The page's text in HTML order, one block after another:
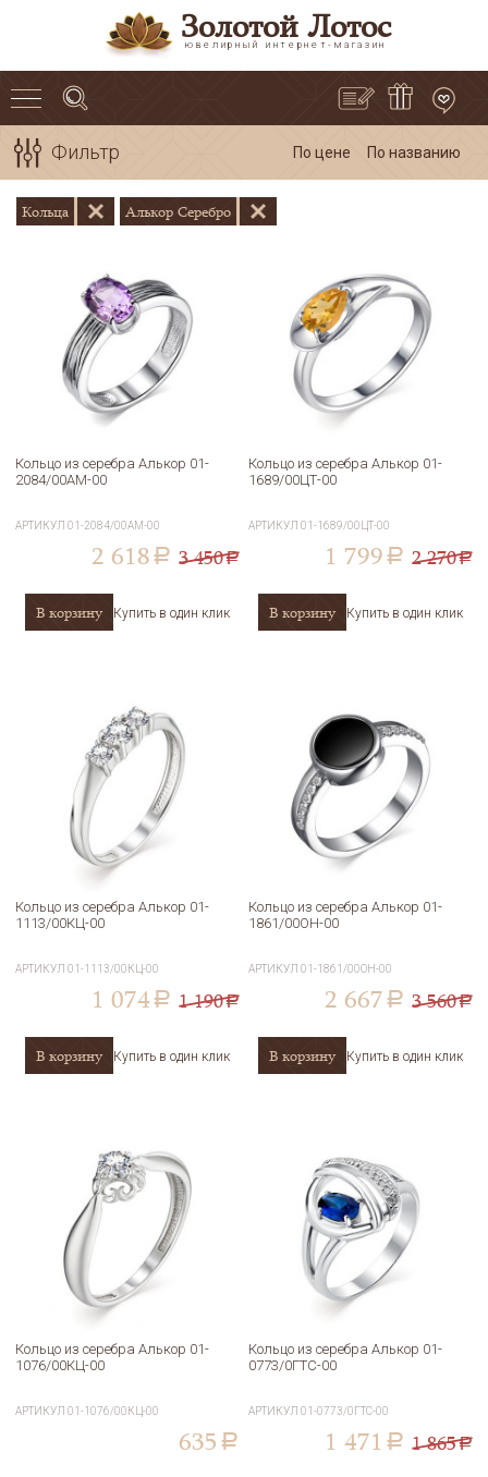
Золотой Лотос
ювелирный интернет-магазин
Фильтр По цене По названию
Кольца Алькор Серебро
Кольцо из серебра Алькор 01-
2084/00АМ-00
АРТИКУЛ01-2084/00АМ-00
2 618 a 3 450a
В корзину Купить в один клик
Кольцо из серебра Алькор 01-
1689/00ЦТ-00
АРТИКУЛ01-1689/00ЦТ-00
1 799 a 2 270a
В корзину Купить в один клик
Кольцо из серебра Алькор 01-
1113/00КЦ-00
АРТИКУЛ01-1113/00КЦ-00
1 074 a 1 190a
В корзину Купить в один клик
Кольцо из серебра Алькор 01-
1861/00ОН-00
АРТИКУЛ01-1861/00ОН-00
2 667 a 3 560a
В корзину Купить в один клик
Кольцо из серебра Алькор 01-
1076/00КЦ-00
АРТИКУЛ01-1076/00КЦ-00
635 a
Кольцо из серебра Алькор 01-
0773/0ГТС-00
АРТИКУЛ01-0773/0ГТС-00
1 471 a 1 865a